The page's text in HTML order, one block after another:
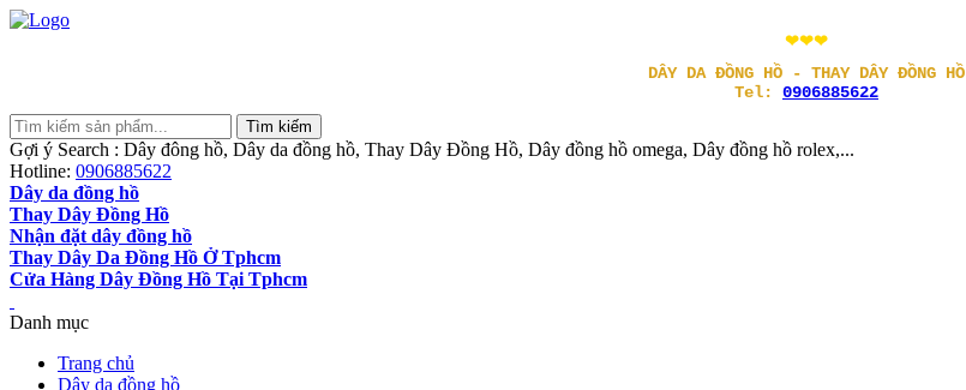
❤❤❤
DÂY DA ĐỒNG HỒ - THAY DÂY ĐỒNG HỒ
Tel: 0906885622
Gợi ý Search : Dây đông hồ, Dây da đồng hồ, Thay Dây Đồng Hồ, Dây đồng hồ omega, Dây đồng hồ rolex,...
Hotline: 0906885622
Dây da đồng hồ
Thay Dây Đồng Hồ
Nhận đặt dây đồng hồ
Thay Dây Da Đồng Hồ Ở Tphcm
Cửa Hàng Dây Đồng Hồ Tại Tphcm
Danh mục
Trang chủ
Dây da đồng hồ